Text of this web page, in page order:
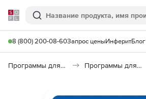
Softline
Поиск
8 (800) 200-08-60Запрос ценыИнферитБлог
Программы для программирования Программы для разработки ПО